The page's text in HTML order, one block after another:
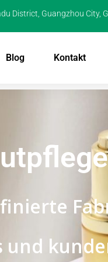
District, Guangzhou City,
Blog Kontakt
und